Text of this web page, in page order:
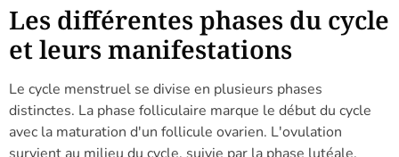
Les différentes phases du cycle
et leurs manifestations
Le cycle menstruel se divise en plusieurs phases
distinctes. La phase folliculaire marque le début du cycle
avec la maturation d'un follicule ovarien. L'ovulation